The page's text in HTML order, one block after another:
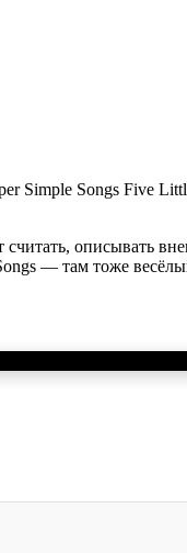
Simple Songs Five
описывать
— там тоже